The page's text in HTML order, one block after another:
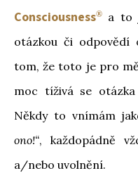
Consciousness® a to
otázkou či odpovědí
tom, že toto je pro
moc tíživá se
Někdy to vnímám
ono!“, každopádně
a/nebo uvolnění.